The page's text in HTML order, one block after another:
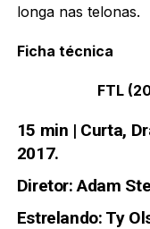
longa nas telonas.
Ficha técnica
FTL
15 min | Curta,
2017.
Diretor: Adam
Estrelando: Ty